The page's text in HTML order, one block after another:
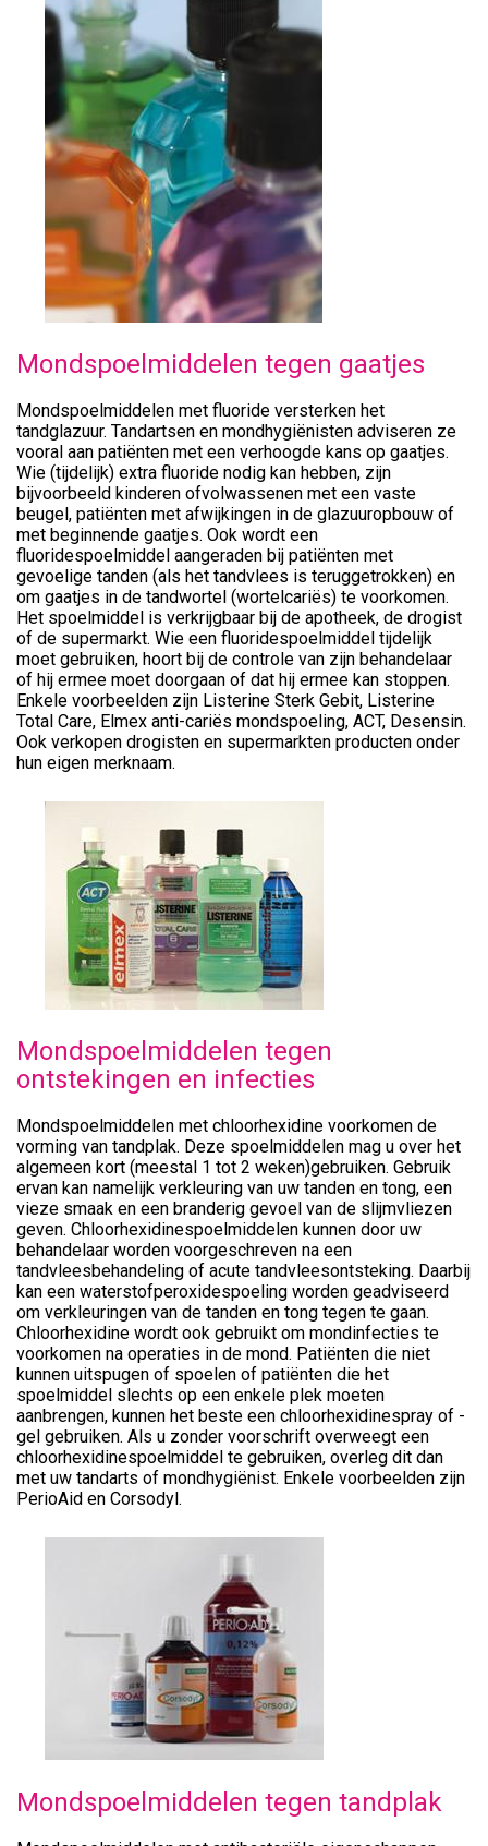
Mondspoelmiddelen tegen gaatjes
Mondspoelmiddelen met fluoride versterken het
tandglazuur. Tandartsen en mondhygiënisten adviseren ze
vooral aan patiënten met een verhoogde kans op gaatjes.
Wie (tijdelijk) extra fluoride nodig kan hebben, zijn
bijvoorbeeld kinderen ofvolwassenen met een vaste
beugel, patiënten met afwijkingen in de glazuuropbouw of
met beginnende gaatjes. Ook wordt een
fluoridespoelmiddel aangeraden bij patiënten met
gevoelige tanden (als het tandvlees is teruggetrokken) en
om gaatjes in de tandwortel (wortelcariës) te voorkomen.
Het spoelmiddel is verkrijgbaar bij de apotheek, de drogist
of de supermarkt. Wie een fluoridespoelmiddel tijdelijk
moet gebruiken, hoort bij de controle van zijn behandelaar
of hij ermee moet doorgaan of dat hij ermee kan stoppen.
Enkele voorbeelden zijn Listerine Sterk Gebit, Listerine
Total Care, Elmex anti-cariës mondspoeling, ACT, Desensin.
Ook verkopen drogisten en supermarkten producten onder
hun eigen merknaam.
Mondspoelmiddelen tegen
ontstekingen en infecties
Mondspoelmiddelen met chloorhexidine voorkomen de
vorming van tandplak. Deze spoelmiddelen mag u over het
algemeen kort (meestal 1 tot 2 weken)gebruiken. Gebruik
ervan kan namelijk verkleuring van uw tanden en tong, een
vieze smaak en een branderig gevoel van de slijmvliezen
geven. Chloorhexidinespoelmiddelen kunnen door uw
behandelaar worden voorgeschreven na een
tandvleesbehandeling of acute tandvleesontsteking. Daarbij
kan een waterstofperoxidespoeling worden geadviseerd
om verkleuringen van de tanden en tong tegen te gaan.
Chloorhexidine wordt ook gebruikt om mondinfecties te
voorkomen na operaties in de mond. Patiënten die niet
kunnen uitspugen of spoelen of patiënten die het
spoelmiddel slechts op een enkele plek moeten
aanbrengen, kunnen het beste een chloorhexidinespray of -
gel gebruiken. Als u zonder voorschrift overweegt een
chloorhexidinespoelmiddel te gebruiken, overleg dit dan
met uw tandarts of mondhygiënist. Enkele voorbeelden zijn
PerioAid en Corsodyl.
Mondspoelmiddelen tegen tandplak